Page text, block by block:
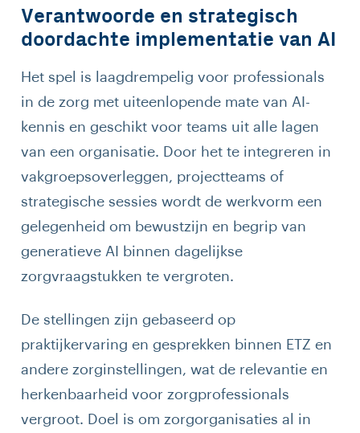
Verantwoorde en strategisch
doordachte implementatie van AI
Het spel is laagdrempelig voor professionals
in de zorg met uiteenlopende mate van AI-
kennis en geschikt voor teams uit alle lagen
van een organisatie. Door het te integreren in
vakgroepsoverleggen, projectteams of
strategische sessies wordt de werkvorm een
gelegenheid om bewustzijn en begrip van
generatieve AI binnen dagelijkse
zorgvraagstukken te vergroten.
De stellingen zijn gebaseerd op
praktijkervaring en gesprekken binnen ETZ en
andere zorginstellingen, wat de relevantie en
herkenbaarheid voor zorgprofessionals
vergroot. Doel is om zorgorganisaties al in